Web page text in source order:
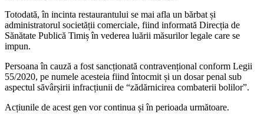
Totodată, în incinta restaurantului se mai afla un bărbat și
administratorul societății comerciale, fiind informată Direcția de
Sănătate Publică Timiș în vederea luării măsurilor legale care se
impun.
Persoana în cauză a fost sancționată contravențional conform Legii
55/2020, pe numele acesteia fiind întocmit și un dosar penal sub
aspectul săvârșirii infracțiunii de “zădărnicirea combaterii bolilor”.
Acțiunile de acest gen vor continua și în perioada următoare.